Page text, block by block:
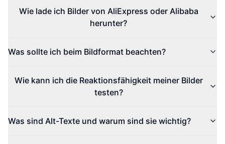
Wie lade ich Bilder von AliExpress oder Alibaba
herunter?
Was sollte ich beim Bildformat beachten?
Wie kann ich die Reaktionsfähigkeit meiner Bilder
testen?
Was sind Alt-Texte und warum sind sie wichtig?